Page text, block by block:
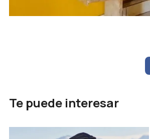
Te puede interesar